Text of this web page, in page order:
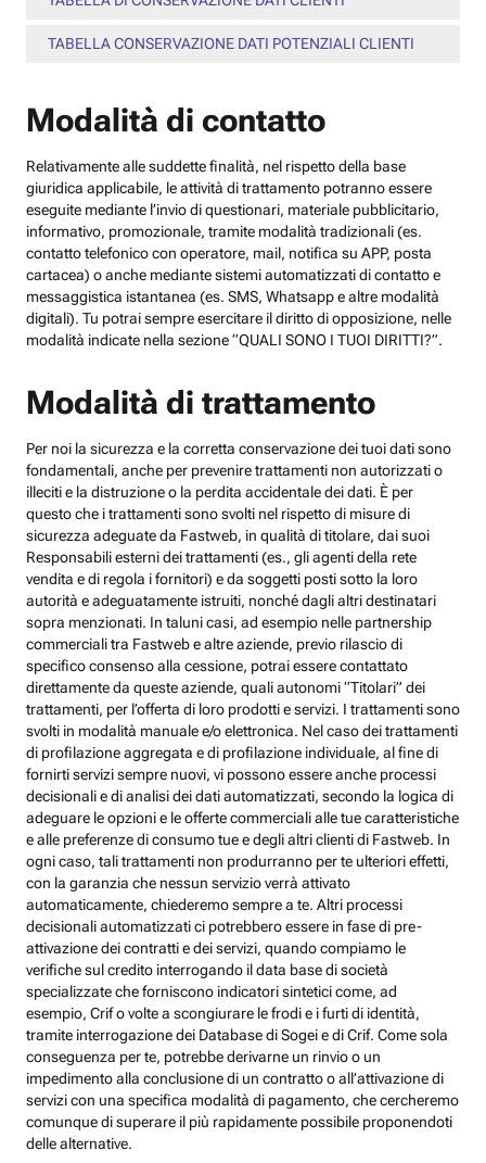
TABELLA CONSERVAZIONE DATI POTENZIALI CLIENTI
Modalità di contatto
Relativamente alle suddette finalità, nel rispetto della base
giuridica applicabile, le attività di trattamento potranno essere
eseguite mediante l’invio di questionari, materiale pubblicitario,
informativo, promozionale, tramite modalità tradizionali (es.
contatto telefonico con operatore, mail, notifica su APP, posta
cartacea) o anche mediante sistemi automatizzati di contatto e
messaggistica istantanea (es. SMS, Whatsapp e altre modalità
digitali). Tu potrai sempre esercitare il diritto di opposizione, nelle
modalità indicate nella sezione “QUALI SONO I TUOI DIRITTI?”.
Modalità di trattamento
Per noi la sicurezza e la corretta conservazione dei tuoi dati sono
fondamentali, anche per prevenire trattamenti non autorizzati o
illeciti e la distruzione o la perdita accidentale dei dati. È per
questo che i trattamenti sono svolti nel rispetto di misure di
sicurezza adeguate da Fastweb, in qualità di titolare, dai suoi
Responsabili esterni dei trattamenti (es., gli agenti della rete
vendita e di regola i fornitori) e da soggetti posti sotto la loro
autorità e adeguatamente istruiti, nonché dagli altri destinatari
sopra menzionati. In taluni casi, ad esempio nelle partnership
commerciali tra Fastweb e altre aziende, previo rilascio di
specifico consenso alla cessione, potrai essere contattato
direttamente da queste aziende, quali autonomi “Titolari” dei
trattamenti, per l’offerta di loro prodotti e servizi. I trattamenti sono
svolti in modalità manuale e/o elettronica. Nel caso dei trattamenti
di profilazione aggregata e di profilazione individuale, al fine di
fornirti servizi sempre nuovi, vi possono essere anche processi
decisionali e di analisi dei dati automatizzati, secondo la logica di
adeguare le opzioni e le offerte commerciali alle tue caratteristiche
e alle preferenze di consumo tue e degli altri clienti di Fastweb. In
ogni caso, tali trattamenti non produrranno per te ulteriori effetti,
con la garanzia che nessun servizio verrà attivato
automaticamente, chiederemo sempre a te. Altri processi
decisionali automatizzati ci potrebbero essere in fase di pre-
attivazione dei contratti e dei servizi, quando compiamo le
verifiche sul credito interrogando il data base di società
specializzate che forniscono indicatori sintetici come, ad
esempio, Crif o volte a scongiurare le frodi e i furti di identità,
tramite interrogazione dei Database di Sogei e di Crif. Come sola
conseguenza per te, potrebbe derivarne un rinvio o un
impedimento alla conclusione di un contratto o all’attivazione di
servizi con una specifica modalità di pagamento, che cercheremo
comunque di superare il più rapidamente possibile proponendoti
delle alternative.